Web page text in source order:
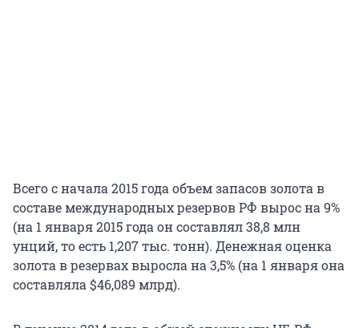
Всего с начала 2015 года объем запасов золота в
составе международных резервов РФ вырос на 9%
(на 1 января 2015 года он составлял 38,8 млн
унций, то есть 1,207 тыс. тонн). Денежная оценка
золота в резервах выросла на 3,5% (на 1 января она
составляла $46,089 млрд).